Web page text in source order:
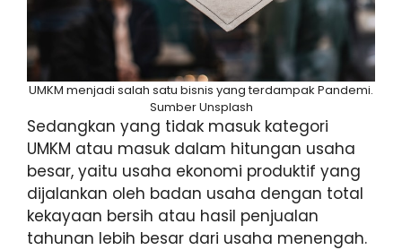
UMKM menjadi salah satu bisnis yang terdampak Pandemi.
Sumber Unsplash
Sedangkan yang tidak masuk kategori
UMKM atau masuk dalam hitungan usaha
besar, yaitu usaha ekonomi produktif yang
dijalankan oleh badan usaha dengan total
kekayaan bersih atau hasil penjualan
tahunan lebih besar dari usaha menengah.